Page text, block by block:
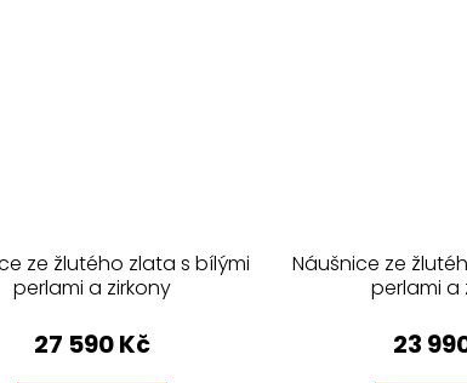
ze žlutého zlata s bílými
perlami a zirkony
27 590 Kč
Náušnice ze
perlami a
23